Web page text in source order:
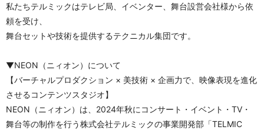
私たちテルミックはテレビ局、イベンター、舞台設営会社様から依
頼を受け、
舞台セットや技術を提供するテクニカル集団です。
▼NEON（ニィオン）について
【バーチャルプロダクション × 美技術 × 企画力で、映像表現を進化
させるコンテンツスタジオ】
NEON（ニィオン）は、2024年秋にコンサート・イベント・TV・
舞台等の制作を行う株式会社テルミックの事業開発部「TELMIC